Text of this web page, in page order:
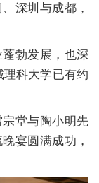
深圳与成都，
勃发展，也深
理科大学已有约
堂与陶小明先
宴圆满成功，